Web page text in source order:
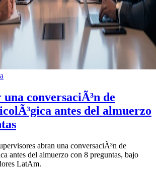
conversaciÃ³n de
antes del almuerzo
abran una conversaciÃ³n de
antes del almuerzo con 8 preguntas, bajo
LatAm.